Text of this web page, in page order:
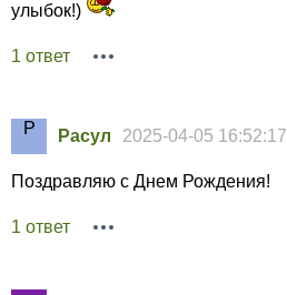
улыбок!)
1 ответ
Расул 2025-04-05 16:52:17
Поздравляю с Днем Рождения!
1 ответ